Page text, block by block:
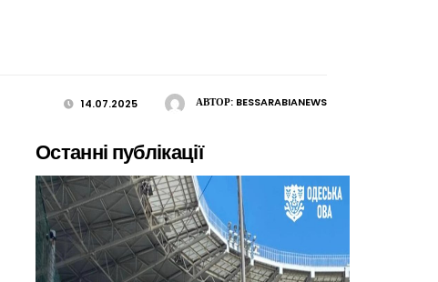
АВТОР: BESSARABIANEWS
14.07.2025
Останні публікації